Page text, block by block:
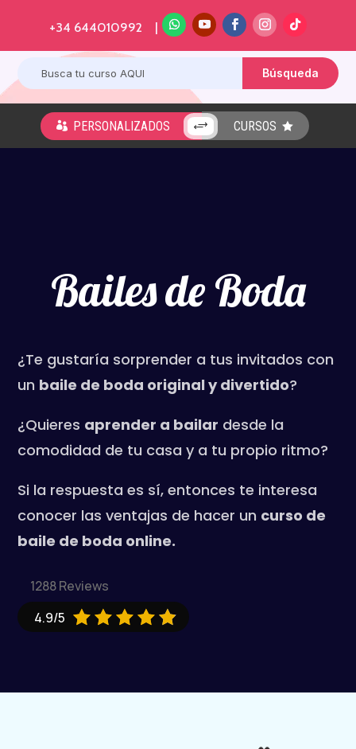
+34 644010992 |
 PERSONALIZADOS + CURSOS 
Bailes de Boda
¿Te gustaría sorprender a tus invitados con
un baile de boda original y divertido?
¿Quieres aprender a bailar desde la
comodidad de tu casa y a tu propio ritmo?
Si la respuesta es sí, entonces te interesa
conocer las ventajas de hacer un curso de
baile de boda online.
4.9/5     
1288 Reviews